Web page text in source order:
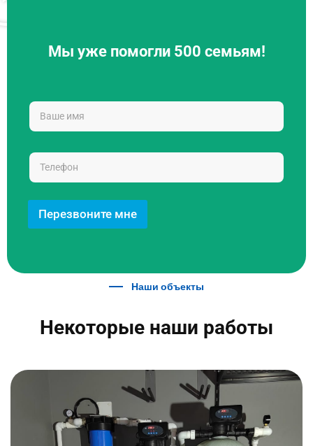
Мы уже помогли 500 семьям!
Перезвоните мне
Наши объекты
Некоторые наши работы